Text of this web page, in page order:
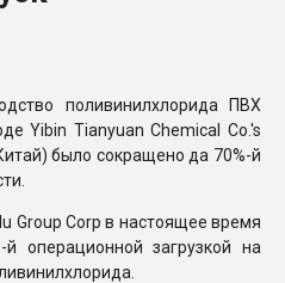
ПЕРЕЙТИ НА
поливинилхлорида ПВХ
Yibin Tianyuan Chemical Co.'s
было сокращено да 70%-й
Group Corp в настоящее время
операционной загрузкой на